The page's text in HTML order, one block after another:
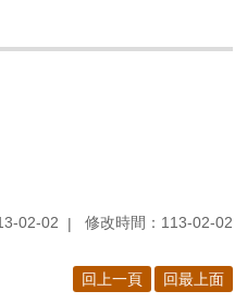
02-02 修改時間：113-02-02
回上一頁 回最上面